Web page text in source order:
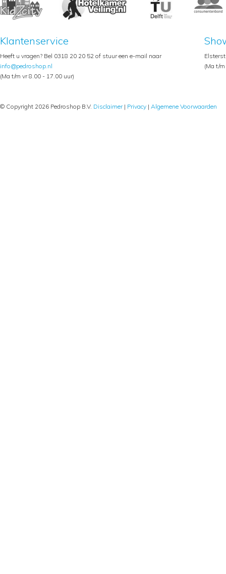
Klantenservice
Heeft u vragen? Bel 0318 20 20 52 of stuur een e-mail naar
info@pedroshop.nl
(Ma t/m vr 8.00 - 17.00 uur)
(Ma t/
© Copyright 2026 Pedroshop B.V. Disclaimer| Privacy | Algemene Voorwaarden